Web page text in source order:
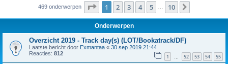
469 onderwerpen Pagina van 10
1 2 3 4 5 10
Onderwerpen
Overzicht 2019 - Track day(s) (LOT/Bookatrack/DF)
Laatste bericht door Exmantaa « 30 sep 2019 21:44
Reacties: 812 1 … 52 53 54 55